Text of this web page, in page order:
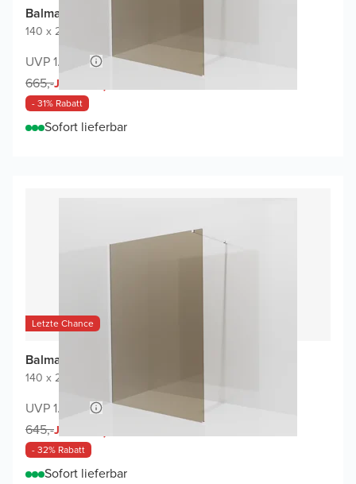
Balmani Modular Walk-In Dusche
140 x 200 cm
UVP 1.280,-
665,-Jetzt 457,-
- 31% Rabatt
Sofort lieferbar
Letzte Chance
Balmani Modular Walk-In Dusche
140 x 200 cm Bronze Glas
UVP 1.240,-
645,-Jetzt 437,-
- 32% Rabatt
Sofort lieferbar